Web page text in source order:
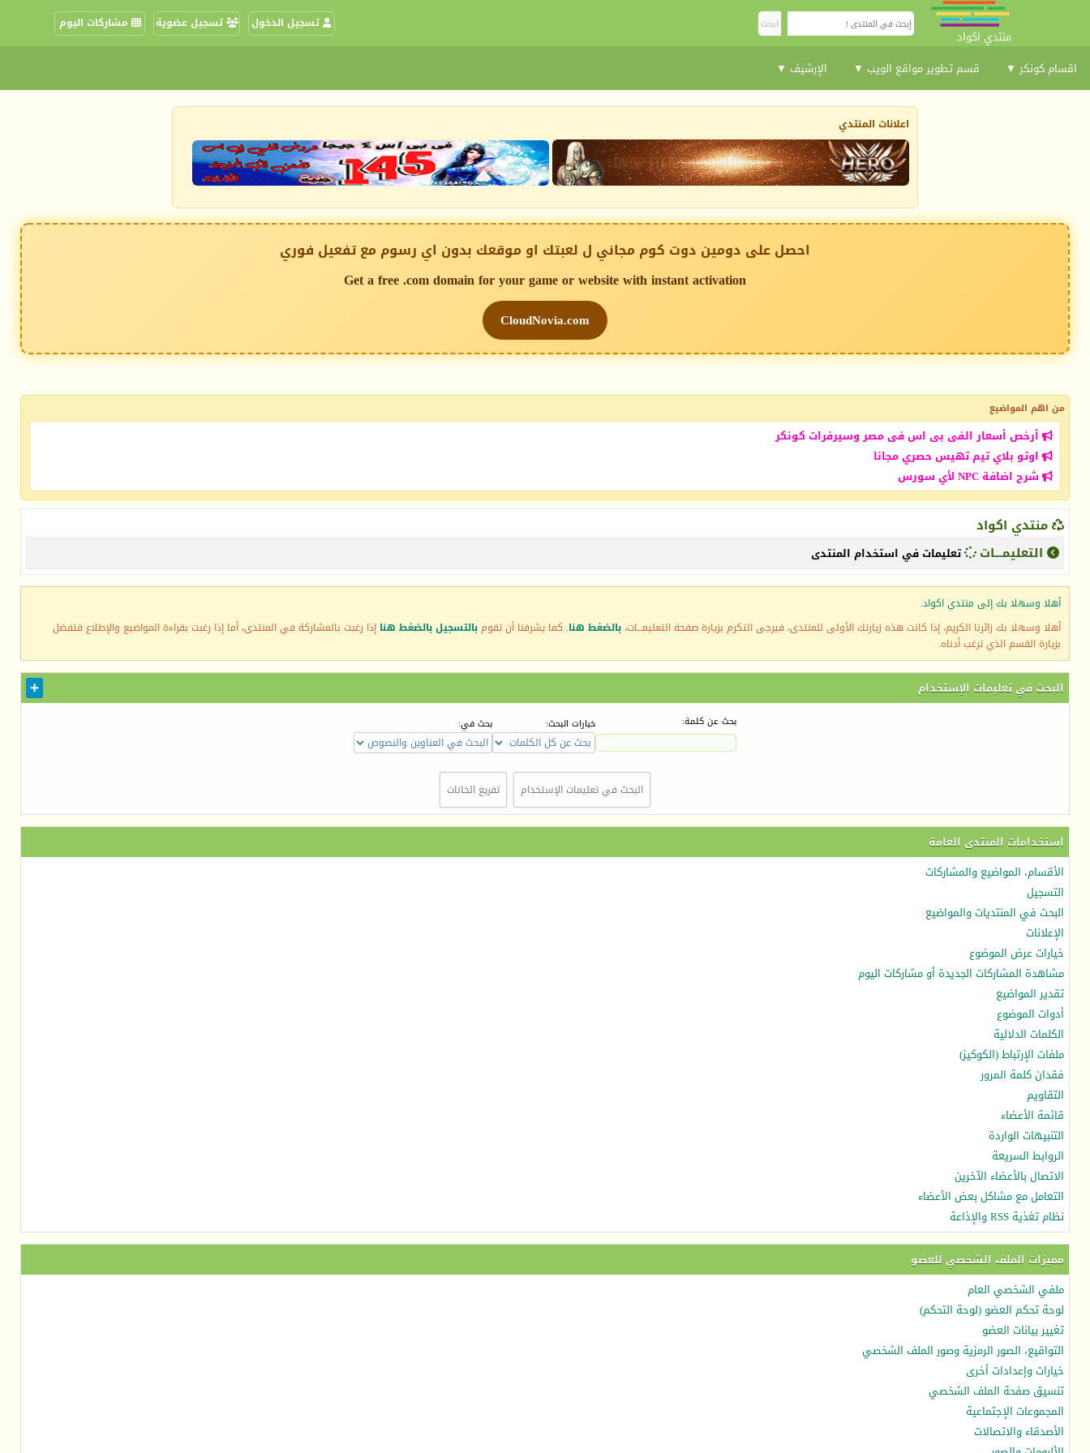
منتدي اكواد
مشاركات اليوم تسجيل عضوية تسجيل الدخول
اقسام كونكر ▼ قسم تطوير مواقع الويب ▼ الإرشيف ▼
اعلانات المنتدي
احصل على دومين دوت كوم مجاني ل لعبتك او موقعك بدون اي رسوم مع تفعيل فوري
Get a free .com domain for your game or website with instant activation
CloudNovia.com
من اهم المواضيع
أرخص أسعار الفى بى اس فى مصر وسيرفرات كونكر
اوتو بلاي تيم تهيس حصري مجانا
شرح اضافة NPC لأي سورس
منتدي اكواد
التعليمـــات
تعليمات في استخدام المنتدى
أهلا وسهلا بك إلى منتدي اكواد.
أهلا وسهلا بك زائرنا الكريم، إذا كانت هذه زيارتك الأولى للمنتدى، فيرجى التكرم بزيارة صفحة التعليمـــات، بالضغط هنا. كما يشرفنا أن تقومبالتسجيل بالضغط هنا إذا رغبت بالمشاركة في المنتدى، أما إذا رغبت بقراءة المواضيع والإطلاع فتفضل
بزيارة القسم الذي ترغب أدناه.
البحث في تعليمات الإستخدام
بحث عن كلمة: خيارات البحث: بحث في:
استخدامات المنتدى العامة
الأقسام، المواضيع والمشاركات
التسجيل
البحث في المنتديات والمواضيع
الإعلانات
خيارات عرض الموضوع
مشاهدة المشاركات الجديدة أو مشاركات اليوم
تقدير المواضيع
أدوات الموضوع
الكلمات الدلالية
ملفات الإرتباط (الكوكيز)
فقدان كلمة المرور
التقاويم
قائمة الأعضاء
التنبيهات الواردة
الروابط السريعة
الاتصال بالأعضاء الآخرين
التعامل مع مشاكل بعض الأعضاء
نظام تغذية RSS والإذاعة
مميزات الملف الشخصي للعضو
ملفي الشخصي العام
لوحة تحكم العضو (لوحة التحكم)
تغيير بيانات العضو
التواقيع، الصور الرمزية وصور الملف الشخصي
خيارات وإعدادات أخرى
تنسيق صفحة الملف الشخصي
المجموعات الإجتماعية
الأصدقاء والاتصالات